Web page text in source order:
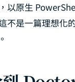
Anthropic、OpenAI
全指南：從
設定、Start/Stop
，以原生
不是一篇理想化